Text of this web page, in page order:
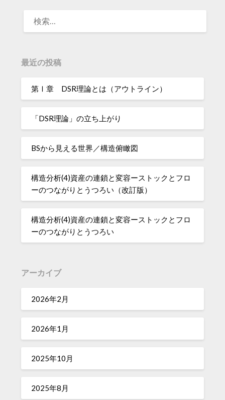
最近の投稿
第Ⅰ章 DSR理論とは（アウトライン）
「DSR理論」の立ち上がり
BSから見える世界／構造俯瞰図
構造分析(4)資産の連鎖と変容ーストックとフロ
ーのつながりとうつろい（改訂版）
構造分析(4)資産の連鎖と変容ーストックとフロ
ーのつながりとうつろい
アーカイブ
2026年2月
2026年1月
2025年10月
2025年8月